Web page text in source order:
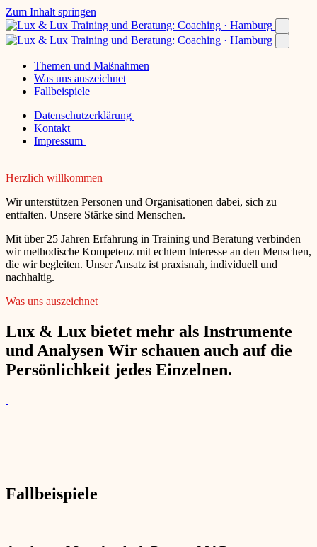
Zum Inhalt springen
Themen und Maßnahmen
Was uns auszeichnet
Fallbeispiele
Datenschutzerklärung
Kontakt
Impressum
Herzlich willkommen
Wir unterstützen Personen und Organisationen dabei, sich zu
entfalten. Unsere Stärke sind Menschen.
Mit über 25 Jahren Erfahrung in Training und Beratung verbinden
wir methodische Kompetenz mit echtem Interesse an den Menschen,
die wir begleiten. Unser Ansatz ist praxisnah, individuell und
nachhaltig.
Was uns auszeichnet
Lux & Lux bietet mehr als Instrumente
und Analysen Wir schauen auch auf die
Persönlichkeit jedes Einzelnen.
Fallbeispiele